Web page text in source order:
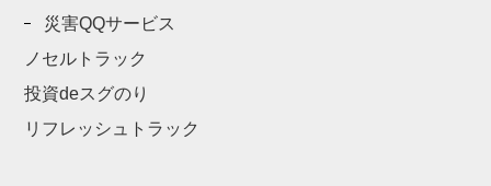
災害QQサービス
ノセルトラック
投資deスグのり
リフレッシュトラック